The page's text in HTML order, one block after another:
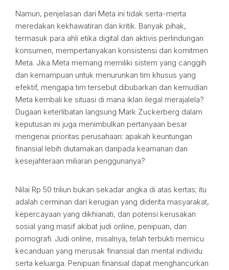
Namun, penjelasan dari Meta ini tidak serta-merta
meredakan kekhawatiran dan kritik. Banyak pihak,
termasuk para ahli etika digital dan aktivis perlindungan
konsumen, mempertanyakan konsistensi dan komitmen
Meta. Jika Meta memang memiliki sistem yang canggih
dan kemampuan untuk menurunkan tim khusus yang
efektif, mengapa tim tersebut dibubarkan dan kemudian
Meta kembali ke situasi di mana iklan ilegal merajalela?
Dugaan keterlibatan langsung Mark Zuckerberg dalam
keputusan ini juga menimbulkan pertanyaan besar
mengenai prioritas perusahaan: apakah keuntungan
finansial lebih diutamakan daripada keamanan dan
kesejahteraan miliaran penggunanya?
Nilai Rp 50 triliun bukan sekadar angka di atas kertas; itu
adalah cerminan dari kerugian yang diderita masyarakat,
kepercayaan yang dikhianati, dan potensi kerusakan
sosial yang masif akibat judi online, penipuan, dan
pornografi. Judi online, misalnya, telah terbukti memicu
kecanduan yang merusak finansial dan mental individu
serta keluarga. Penipuan finansial dapat menghancurkan